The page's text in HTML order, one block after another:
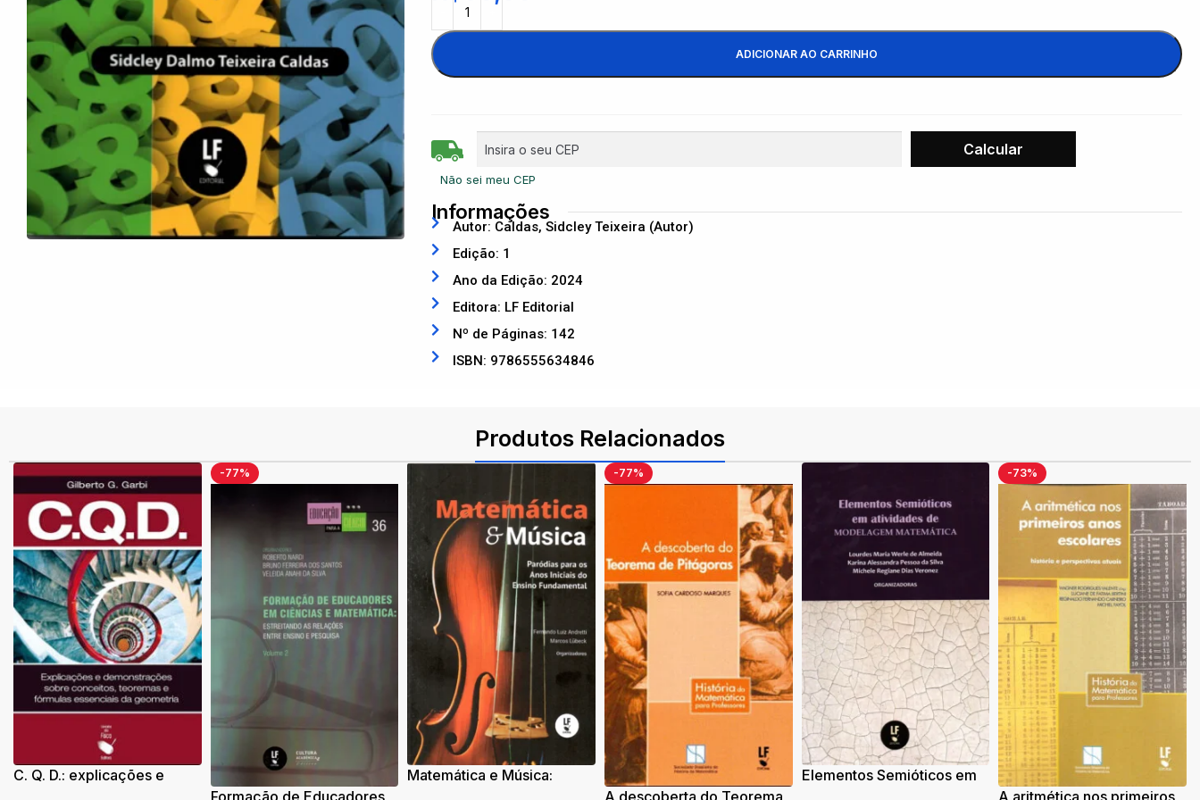
ADICIONAR AO CARRINHO
Não sei meu CEP
Informações
Autor: Caldas, Sidcley Teixeira (Autor)
Edição: 1
Ano da Edição: 2024
Editora: LF Editorial
Nº de Páginas: 142
ISBN: 9786555634846
Produtos Relacionados
C. Q. D.: explicações e
-77%
Formação de Educadores
Matemática e Música:
-77%
A descoberta do Teorema
Elementos Semióticos em
-73%
A aritmética nos primeiros